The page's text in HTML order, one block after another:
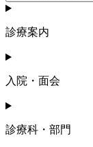
診療案内
入院・面会
診療科・部門